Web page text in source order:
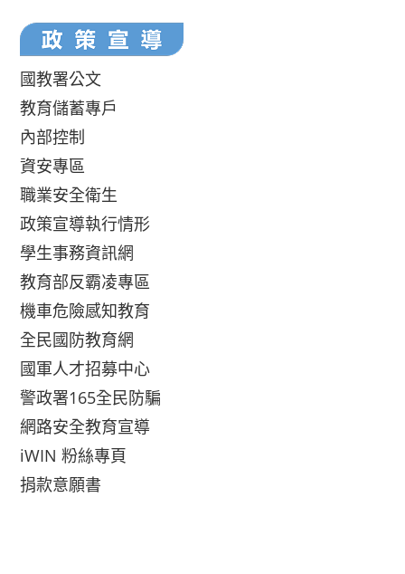
國教署公文
教育儲蓄專戶
內部控制
資安專區
職業安全衛生
政策宣導執行情形
學生事務資訊網
教育部反霸凌專區
機車危險感知教育
全民國防教育網
國軍人才招募中心
警政署165全民防騙
網路安全教育宣導
iWIN 粉絲專頁
捐款意願書